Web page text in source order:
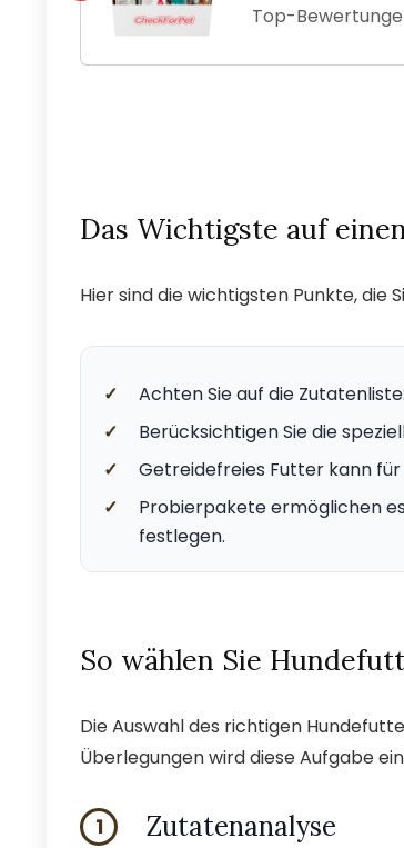
Top-
Das Wichtigste auf
Hier sind die wichtigsten Punkte, die
✓
Achten Sie auf die
✓
Berücksichtigen Sie die
✓
Getreidefreies Futter kann
✓
Probierpakete ermöglichen
festlegen.
So wählen Sie
Die Auswahl des richtigen
Überlegungen wird diese Aufgabe
1 Zutatenanalyse